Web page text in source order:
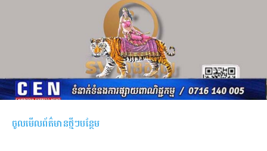
ចូលមើលព័ត៌មានថ្មីៗបន្ថែម